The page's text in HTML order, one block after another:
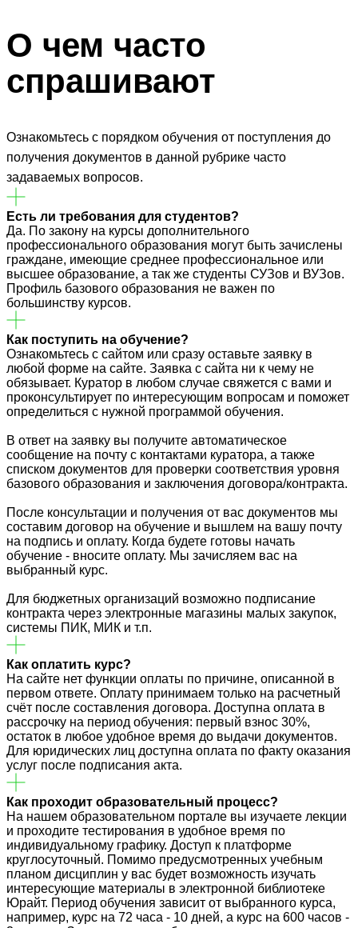
О чем часто
спрашивают
Ознакомьтесь с порядком обучения от поступления до
получения документов в данной рубрике часто
задаваемых вопросов.
Есть ли требования для студентов?
Да. По закону на курсы дополнительного
профессионального образования могут быть зачислены
граждане, имеющие среднее профессиональное или
высшее образование, а так же студенты СУЗов и ВУЗов.
Профиль базового образования не важен по
большинству курсов.
Как поступить на обучение?
Ознакомьтесь с сайтом или сразу оставьте заявку в
любой форме на сайте. Заявка с сайта ни к чему не
обязывает. Куратор в любом случае свяжется с вами и
проконсультирует по интересующим вопросам и поможет
определиться с нужной программой обучения.
В ответ на заявку вы получите автоматическое
сообщение на почту с контактами куратора, а также
списком документов для проверки соответствия уровня
базового образования и заключения договора/контракта.
После консультации и получения от вас документов мы
составим договор на обучение и вышлем на вашу почту
на подпись и оплату. Когда будете готовы начать
обучение - вносите оплату. Мы зачисляем вас на
выбранный курс.
Для бюджетных организаций возможно подписание
контракта через электронные магазины малых закупок,
системы ПИК, МИК и т.п.
Как оплатить курс?
На сайте нет функции оплаты по причине, описанной в
первом ответе. Оплату принимаем только на расчетный
счёт после составления договора. Доступна оплата в
рассрочку на период обучения: первый взнос 30%,
остаток в любое удобное время до выдачи документов.
Для юридических лиц доступна оплата по факту оказания
услуг после подписания акта.
Как проходит образовательный процесс?
На нашем образовательном портале вы изучаете лекции
и проходите тестирования в удобное время по
индивидуальному графику. Доступ к платформе
круглосуточный. Помимо предусмотренных учебным
планом дисциплин у вас будет возможность изучать
интересующие материалы в электронной библиотеке
Юрайт. Период обучения зависит от выбранного курса,
например, курс на 72 часа - 10 дней, а курс на 600 часов -